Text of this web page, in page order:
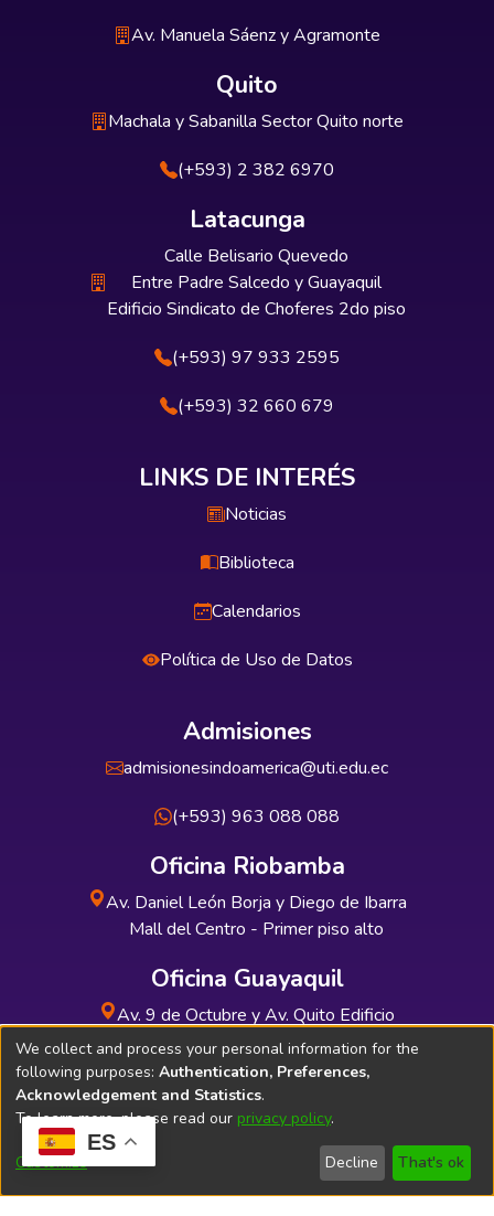
ES
Av. Manuela Sáenz y Agramonte
Quito
Machala y Sabanilla Sector Quito norte
(+593) 2 382 6970
Latacunga
Calle Belisario Quevedo
Entre Padre Salcedo y Guayaquil
Edificio Sindicato de Choferes 2do piso
(+593) 97 933 2595
(+593) 32 660 679
LINKS DE INTERÉS
Noticias
Biblioteca
Calendarios
Política de Uso de Datos
Admisiones
admisionesindoamerica@uti.edu.ec
(+593) 963 088 088
Oficina Riobamba
Av. Daniel León Borja y Diego de Ibarra
Mall del Centro - Primer piso alto
Oficina Guayaquil
Av. 9 de Octubre y Av. Quito Edificio
INDUAUTO - Planta baja
Soporte Técnico Bibliolatino.com
We collect and process your personal information for the
following purposes: Authentication, Preferences,
Acknowledgement and Statistics.
To learn more, please read our privacy policy.
Customize Decline That's ok